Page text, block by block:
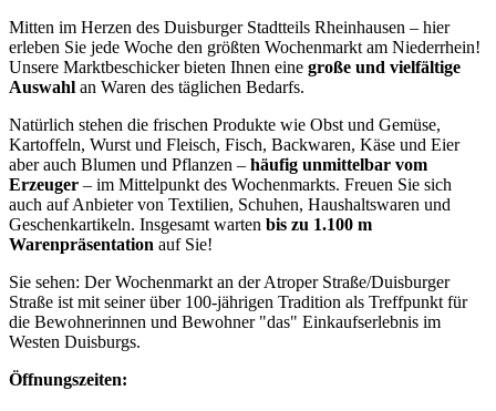
Mitten im Herzen des Duisburger Stadtteils Rheinhausen – hier
erleben Sie jede Woche den größten Wochenmarkt am Niederrhein!
Unsere Marktbeschicker bieten Ihnen eine große und vielfältige
Auswahl an Waren des täglichen Bedarfs.
Natürlich stehen die frischen Produkte wie Obst und Gemüse,
Kartoffeln, Wurst und Fleisch, Fisch, Backwaren, Käse und Eier
aber auch Blumen und Pflanzen – häufig unmittelbar vom
Erzeuger – im Mittelpunkt des Wochenmarkts. Freuen Sie sich
auch auf Anbieter von Textilien, Schuhen, Haushaltswaren und
Geschenkartikeln. Insgesamt warten bis zu 1.100 m
Warenpräsentation auf Sie!
Sie sehen: Der Wochenmarkt an der Atroper Straße/Duisburger
Straße ist mit seiner über 100-jährigen Tradition als Treffpunkt für
die Bewohnerinnen und Bewohner "das" Einkaufserlebnis im
Westen Duisburgs.
Öffnungszeiten: